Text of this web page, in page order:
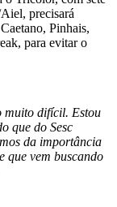
precisará
Pinhais,
para evitar o
muito difícil. Estou
que do Sesc
da importância
que vem buscando